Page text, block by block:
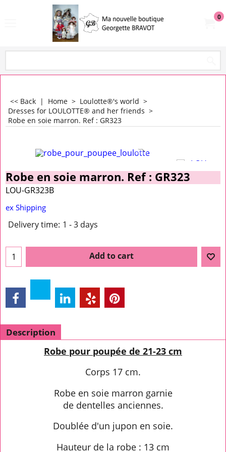
0
<< Back | Home > Loulotte®'s world >
Dresses for LOULOTTE® and her friends >
Robe en soie marron. Ref : GR323
Robe en soie marron. Ref : GR323
LOU-GR323B
ex Shipping
Delivery time: 1 - 3 days
Add to cart
Description
Robe pour poupée de 21-23 cm
Corps 17 cm.
Robe en soie marron garnie
de dentelles anciennes.
Doublée d'un jupon en soie.
Hauteur de la robe : 13 cm